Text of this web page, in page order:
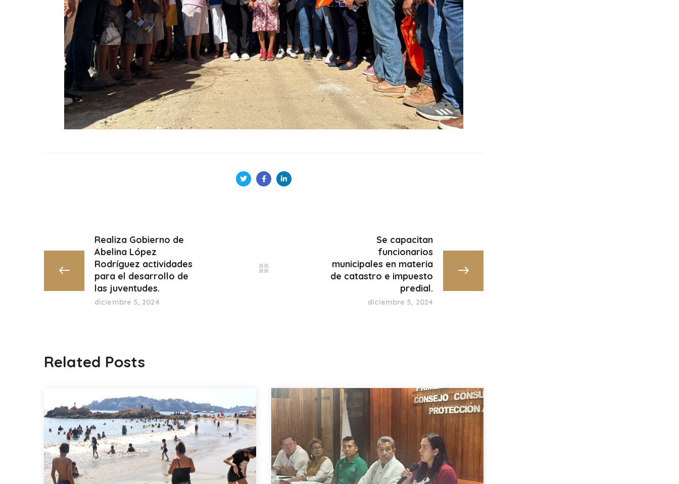
Realiza Gobierno de
Abelina López
Rodríguez actividades
para el desarrollo de
las juventudes.
diciembre 5, 2024
Se capacitan
funcionarios
municipales en materia
de catastro e impuesto
predial.
diciembre 5, 2024
Related Posts